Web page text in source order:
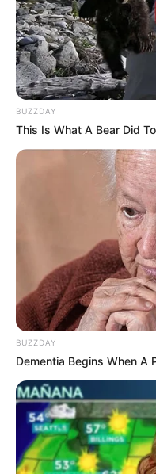
sosial medianya untuk
TAGS AKTRIS LOUISE
BUZZDAY
This Is What A Bear Did
BUZZDAY
Dementia Begins When A